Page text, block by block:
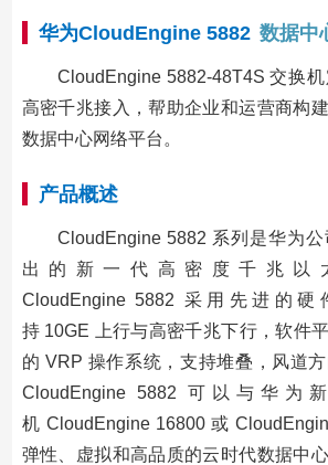
华为CloudEngine 5882 数据中
CloudEngine 5882-48T4S 交换
高密千兆接入，帮助企业和运营商构
数据中心网络平台。
产品概述
CloudEngine 5882 系列是华为
出的新一代高密度千兆以
CloudEngine 5882 采用先进的
持 10GE 上行与高密千兆下行，软件
的 VRP 操作系统，支持堆叠，风道方
CloudEngine 5882 可以与华为
机 CloudEngine 16800 或
弹性、虚拟和高品质的云时代数据中